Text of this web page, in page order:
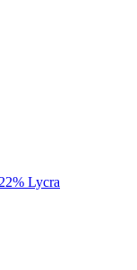
Lycra